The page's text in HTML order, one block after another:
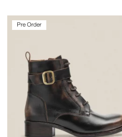
Pre Order